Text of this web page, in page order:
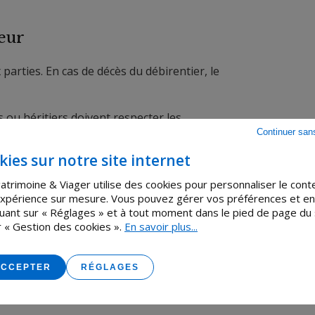
En cas de décès du débirentier, le
ou héritiers doivent respecter les
en cas de manquement, au profit du
en cas de disparition de l’acheteur.
par la loi. Elle garantit au
laissant à l’acheteur la possibilité de
anticipé.
sur notre site internet
& Viager utilise des cookies pour personnaliser le
sur mesure. Vous pouvez gérer vos préférences et
sur « Réglages » et à tout moment dans le pied de page
« Gestion des cookies ». En savoir plus...
RÉGLAGES
Continuer